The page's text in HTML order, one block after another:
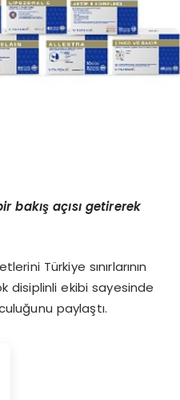
bakışaçısı getirerek
Türkiye sınırlarının
disiplinli ekibi sayesinde
paylaştı.